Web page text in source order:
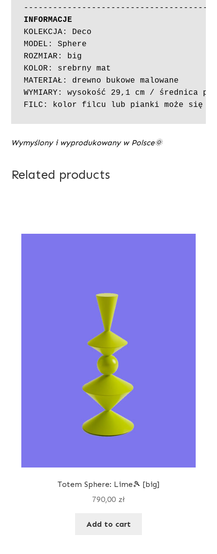
INFORMACJE
KOLEKCJA: Deco
MODEL: Sphere
ROZMIAR: big
KOLOR: srebrny mat
MATERIAŁ: drewno bukowe malowane
WYMIARY: wysokość 29,1 cm / średnica
FILC: kolor filcu lub pianki może się
Wymyślony i wyprodukowany w Polsce🌞
Related products
Totem Sphere: Lime🎾 [big]
790,00 zł
Add to cart